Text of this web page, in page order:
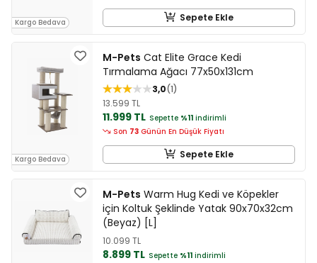
Kargo Bedava Sepete Ekle
Kargo Bedava
M-Pets Cat Elite Grace Kedi
Tırmalama Ağacı 77x50x131cm
3,0 1
13.599 TL
11.999 TL Sepette %11 indirimli
Son 73 Günün En Düşük Fiyatı
Sepete Ekle
M-Pets Warm Hug Kedi ve Köpekler
için Koltuk Şeklinde Yatak 90x70x32cm
(Beyaz) [L]
10.099 TL
8.899 TL Sepette %11 indirimli